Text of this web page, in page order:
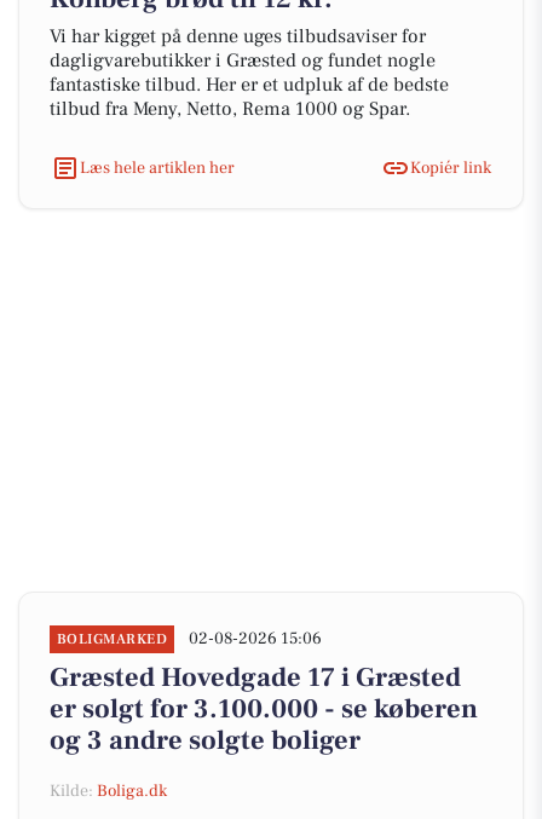
Vi har kigget på denne uges tilbudsaviser for
dagligvarebutikker i Græsted og fundet nogle
fantastiske tilbud. Her er et udpluk af de bedste
tilbud fra Meny, Netto, Rema 1000 og Spar.
Læs hele artiklen her Kopiér link
BOLIGMARKED 02-08-2026 15:06
Græsted Hovedgade 17 i Græsted
er solgt for 3.100.000 - se køberen
og 3 andre solgte boliger
Kilde: Boliga.dk